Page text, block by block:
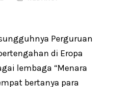
Perguruan
di Eropa
lembaga “Menara
bertanya para